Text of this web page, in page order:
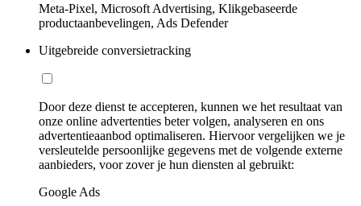
Meta-Pixel, Microsoft Advertising, Klikgebaseerde
productaanbevelingen, Ads Defender
Uitgebreide conversietracking
Door deze dienst te accepteren, kunnen we het resultaat van
onze online advertenties beter volgen, analyseren en ons
advertentieaanbod optimaliseren. Hiervoor vergelijken we je
versleutelde persoonlijke gegevens met de volgende externe
aanbieders, voor zover je hun diensten al gebruikt:
Google Ads